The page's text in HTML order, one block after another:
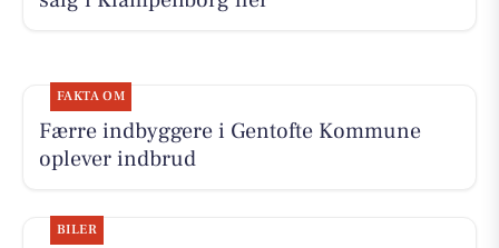
FAKTA OM
Færre indbyggere i Gentofte Kommune
oplever indbrud
BILER